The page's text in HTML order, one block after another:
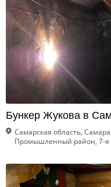
Бункер Жукова в
Самарская область,
Промышленный район, 7-я